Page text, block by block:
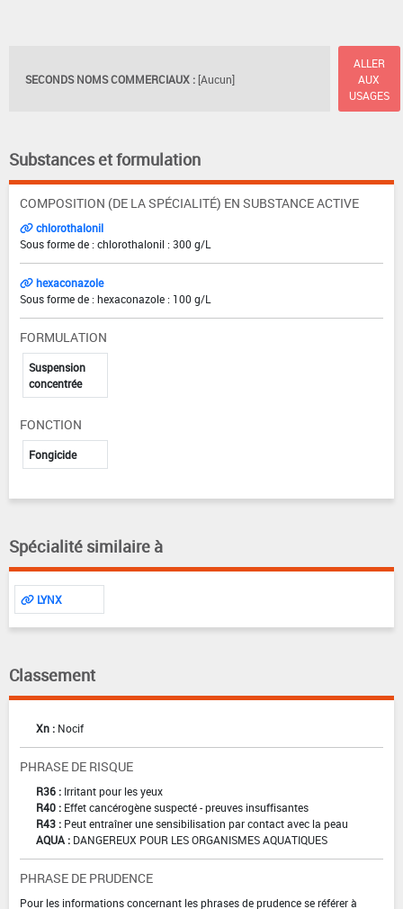
SECONDS NOMS COMMERCIAUX : [Aucun]
ALLER
AUX
USAGES
Substances et formulation
COMPOSITION (DE LA SPÉCIALITÉ) EN SUBSTANCE ACTIVE
chlorothalonil
Sous forme de : chlorothalonil : 300 g/L
hexaconazole
Sous forme de : hexaconazole : 100 g/L
FORMULATION
Suspension
concentrée
FONCTION
Fongicide
Spécialité similaire à
LYNX
Classement
Xn : Nocif
PHRASE DE RISQUE
R36 : Irritant pour les yeux
R40 : Effet cancérogène suspecté - preuves insuffisantes
R43 : Peut entraîner une sensibilisation par contact avec la peau
AQUA : DANGEREUX POUR LES ORGANISMES AQUATIQUES
PHRASE DE PRUDENCE
Pour les informations concernant les phrases de prudence se référer à